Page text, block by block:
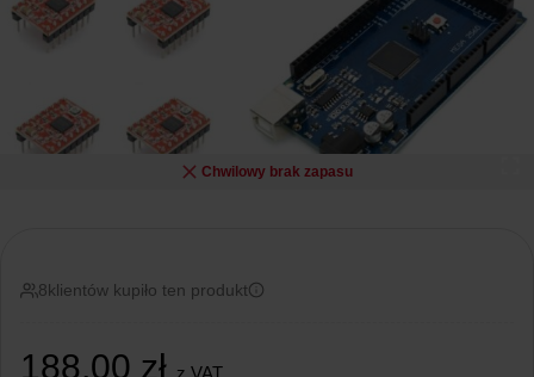
Chwilowy brak zapasu
8klientów kupiło ten produkt
188,00 zł